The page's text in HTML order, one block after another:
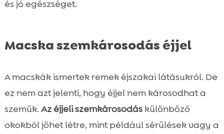
és jó egészséget.
Macska szemkárosodás éjjel
A macskák ismertek remek éjszakai látásukról. De
ez nem azt jelenti, hogy éjjel nem károsodhat a
szemük. Az éjjeli szemkárosodáskülönböző
okokból jöhet létre, mint például sérülések vagy a